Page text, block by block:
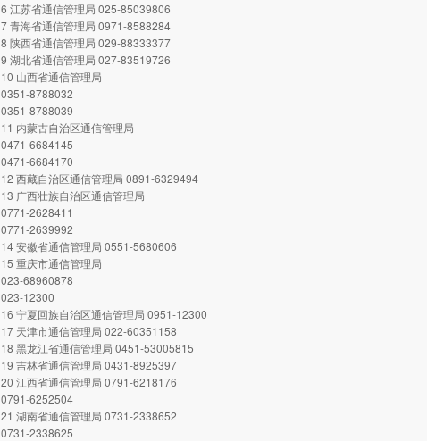
6 江苏省通信管理局 025-85039806
7 青海省通信管理局 0971-8588284
8 陕西省通信管理局 029-88333377
9 湖北省通信管理局 027-83519726
10 山西省通信管理局
0351-8788032
0351-8788039
11 内蒙古自治区通信管理局
0471-6684145
0471-6684170
12 西藏自治区通信管理局 0891-6329494
13 广西壮族自治区通信管理局
0771-2628411
0771-2639992
14 安徽省通信管理局 0551-5680606
15 重庆市通信管理局
023-68960878
023-12300
16 宁夏回族自治区通信管理局 0951-12300
17 天津市通信管理局 022-60351158
18 黑龙江省通信管理局 0451-53005815
19 吉林省通信管理局 0431-8925397
20 江西省通信管理局 0791-6218176
0791-6252504
21 湖南省通信管理局 0731-2338652
0731-2338625